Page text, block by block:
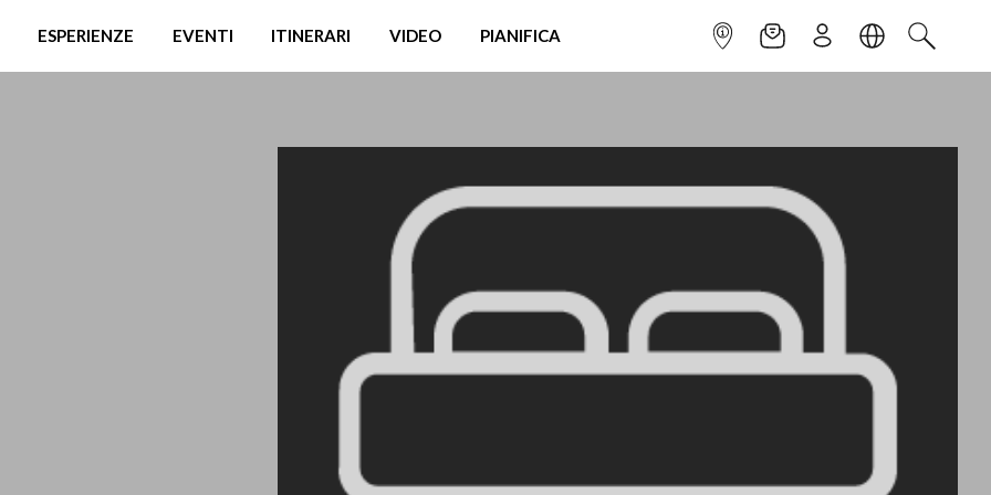
ESPERIENZE EVENTI ITINERARI VIDEO PIANIFICA INFOPOINTNEWSLETTER
ISCRIVITILINGUACERCA